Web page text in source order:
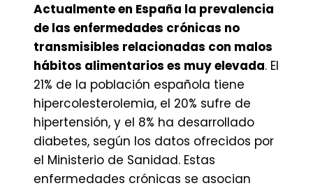
Actualmente en España la prevalencia
de las enfermedades crónicas no
transmisibles relacionadas con malos
hábitos alimentarios es muy elevada. El
21% de la población española tiene
hipercolesterolemia, el 20% sufre de
hipertensión, y el 8% ha desarrollado
diabetes, según los datos ofrecidos por
el Ministerio de Sanidad. Estas
enfermedades crónicas se asocian